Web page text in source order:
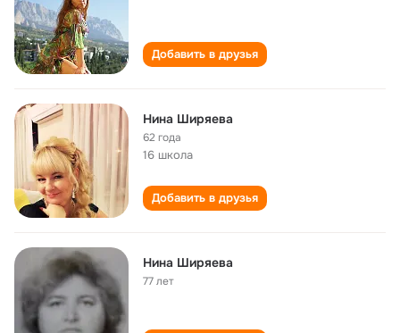
Добавить в друзья
Нина Ширяева
62 года
16 школа
Добавить в друзья
Нина Ширяева
77 лет